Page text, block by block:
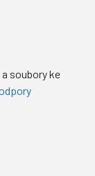
soubory ke